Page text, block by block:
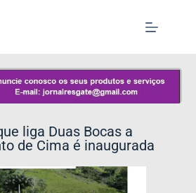
liga Duas Bocas a
de Cima é inaugurada